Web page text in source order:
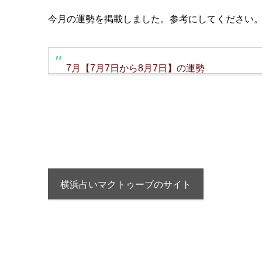
今月の運勢を掲載しました。参考にしてください
7月【7月7日から8月7日】の運勢
横浜占いマクトゥーブのサイト